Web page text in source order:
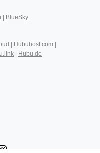
BlueSky
Hubuhost.com
Hubu.de